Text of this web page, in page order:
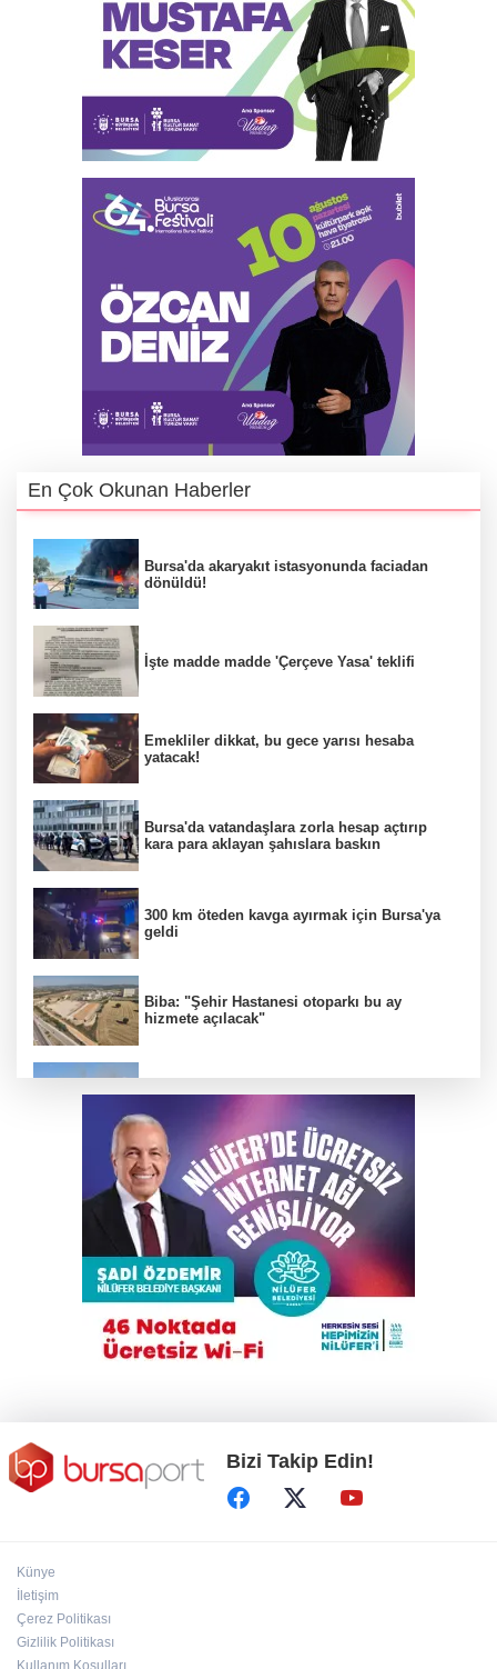
En Çok Okunan Haberler
Bursa'da akaryakıt istasyonunda faciadan
dönüldü!
İşte madde madde 'Çerçeve Yasa' teklifi
Emekliler dikkat, bu gece yarısı hesaba
yatacak!
Bursa'da vatandaşlara zorla hesap açtırıp
kara para aklayan şahıslara baskın
300 km öteden kavga ayırmak için Bursa'ya
geldi
Biba: "Şehir Hastanesi otoparkı bu ay
hizmete açılacak"
Karacabey'de TEKNOSAB'a yakın 7 köye
doğalgaz müjdesi
Büyükorhan'da orman yangını kontrol altına
alındı
Uludağ'da çıkan orman yangını söndürüldü
Bizi Takip Edin!
Künye
İletişim
Çerez Politikası
Gizlilik Politikası
Kullanım Koşulları